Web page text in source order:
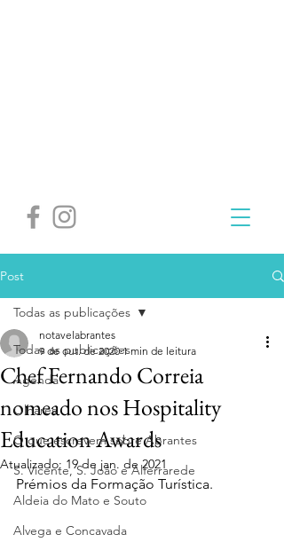
Post
Todas as publicações
Agenda
Olhares
O que escrevem sobre Abrantes
S. Vicente, S. João e Alferrarede
Aldeia do Mato e Souto
Alvega e Concavada
Todas as publicações
Chef Fernando Correia
nomeado nos Hospitality
Education Awards
notavelabrantes
9 de out. de 2020 1 min de leitura
Atualizado: 19 de jan. de 2021
Prémios da Formação Turística.